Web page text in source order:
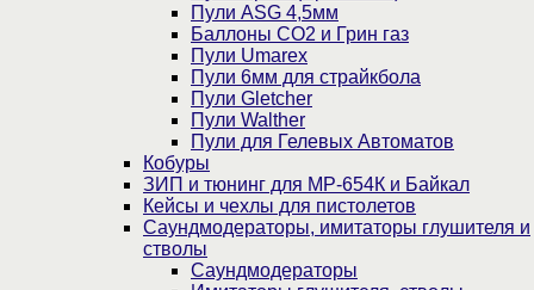
Пули ASG 4,5мм
Баллоны CO2 и Грин газ
Пули Umarex
Пули 6мм для страйкбола
Пули Gletcher
Пули Walther
Пули для Гелевых Автоматов
Кобуры
ЗИП и тюнинг для МР-654К и Байкал
Кейсы и чехлы для пистолетов
Саундмодераторы, имитаторы глушителя и
стволы
Саундмодераторы